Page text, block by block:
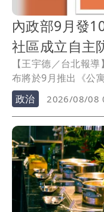
內政部9月發
社區成立自主
【王宇德／台北報
布將於9月推出《公
書」，首批印製10萬
大廈管委會、管理維
立自主防災隊，盼
力，降低傷亡與財損
政治 2026/08/08